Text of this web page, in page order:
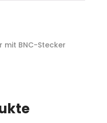
mit BNC-Stecker